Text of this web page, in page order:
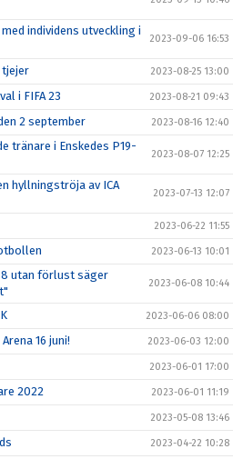
individens utveckling i
2023-09-06 16:53
2023-08-25 13:00
i FIFA 23 2023-08-21 09:43
2 september 2023-08-16 12:40
tränare i Enskedes P19-
2023-08-07 12:25
hyllningströja av ICA
2023-07-13 12:07
2023-06-22 11:55
2023-06-13 10:01
utan förlust säger
2023-06-08 10:44
2023-06-06 08:00
16 juni! 2023-06-03 12:00
2023-06-01 17:00
2022 2023-06-01 11:19
2023-05-08 13:46
2023-04-22 10:28